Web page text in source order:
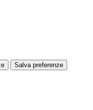
Salva preferenze